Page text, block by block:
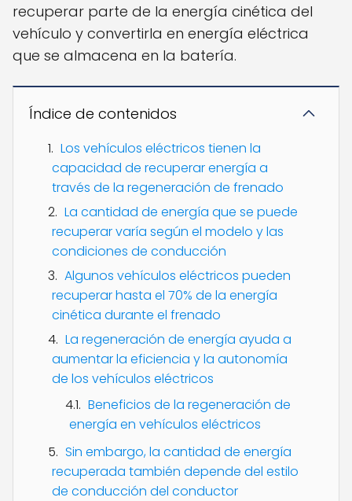
recuperar parte de la energía cinética del
vehículo y convertirla en energía eléctrica
que se almacena en la batería.
Índice de contenidos
Los vehículos eléctricos tienen la
capacidad de recuperar energía a
través de la regeneración de frenado
La cantidad de energía que se puede
recuperar varía según el modelo y las
condiciones de conducción
Algunos vehículos eléctricos pueden
recuperar hasta el 70% de la energía
cinética durante el frenado
La regeneración de energía ayuda a
aumentar la eficiencia y la autonomía
de los vehículos eléctricos
Beneficios de la regeneración de
energía en vehículos eléctricos
Sin embargo, la cantidad de energía
recuperada también depende del estilo
de conducción del conductor